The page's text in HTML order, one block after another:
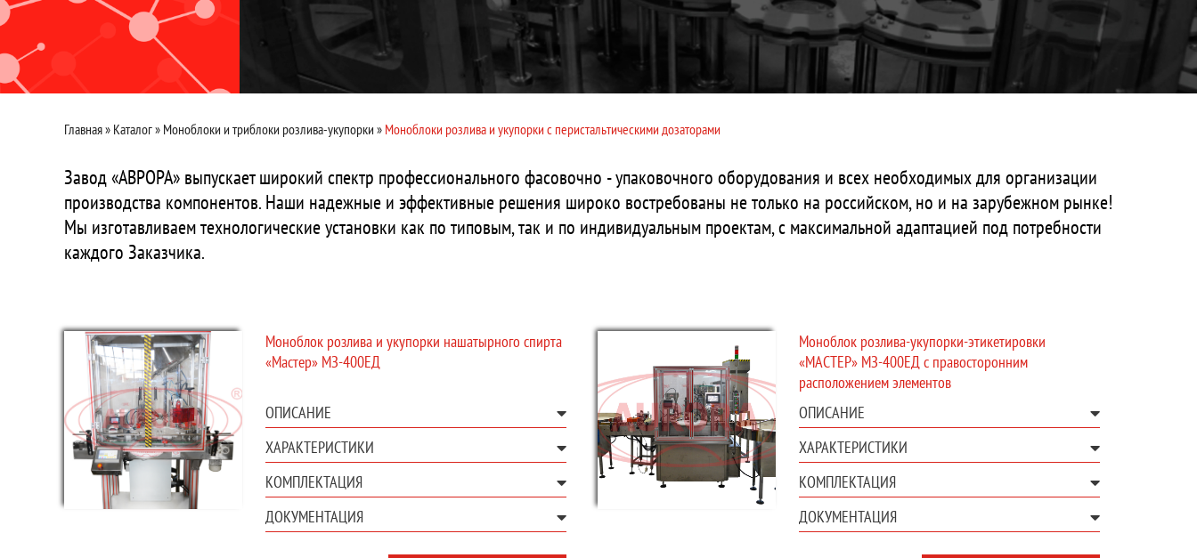
Главная» Каталог» Моноблоки и триблоки розлива-укупорки » Моноблоки розлива и укупорки с перистальтическими дозаторами
Завод «АВРОРА» выпускает широкий спектр профессионального фасовочно - упаковочного оборудования и всех необходимых для организации
производства компонентов. Наши надежные и эффективные решения широко востребованы не только на российском, но и на зарубежном рынке!
Мы изготавливаем технологические установки как по типовым, так и по индивидуальным проектам, с максимальной адаптацией под потребности
каждого Заказчика.
Моноблок розлива и укупорки нашатырного спирта
«Мастер» МЗ-400ЕД
ОПИСАНИЕ
ХАРАКТЕРИСТИКИ
КОМПЛЕКТАЦИЯ
ДОКУМЕНТАЦИЯ
Моноблок розлива-укупорки-этикетировки
«МАСТЕР» МЗ-400ЕД с правосторонним
расположением элементов
ОПИСАНИЕ
ХАРАКТЕРИСТИКИ
КОМПЛЕКТАЦИЯ
ДОКУМЕНТАЦИЯ